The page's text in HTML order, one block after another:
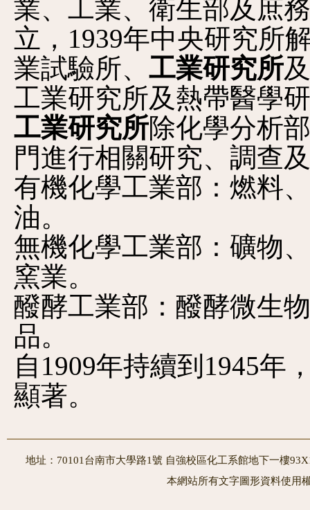
業、工業、衛生部及庶
立，1939年中央研究所
業試驗所、 工業研究所
工業研究所及熱帶醫學
工業研究所除化學分析
門進行相關研究、調查
有機化學工業部：燃料
油。
無機化學工業部：礦物
窯業。
醱酵工業部：醱酵微生
品。
自1909年持續到1945年
顯著。
地址：70101台南市大學路1號 自強校區化工系館地下一樓
本網站所有文字圖形資料使用